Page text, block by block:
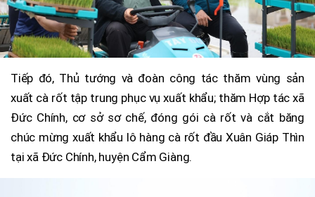
Tiếp đó, Thủ tướng và đoàn công tác thăm vùng sản
xuất cà rốt tập trung phục vụ xuất khẩu; thăm Hợp tác xã
Đức Chính, cơ sở sơ chế, đóng gói cà rốt và cắt băng
chúc mừng xuất khẩu lô hàng cà rốt đầu Xuân Giáp Thìn
tại xã Đức Chính, huyện Cẩm Giàng.